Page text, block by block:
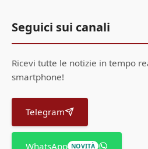
Seguici sui canali
Ricevi tutte le notizie in tempo
smartphone!
Telegram
WhatsApp NOVITÀ